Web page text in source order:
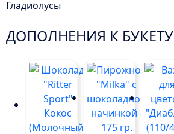
Гладиолусы
ДОПОЛНЕНИЯ К БУКЕТУ